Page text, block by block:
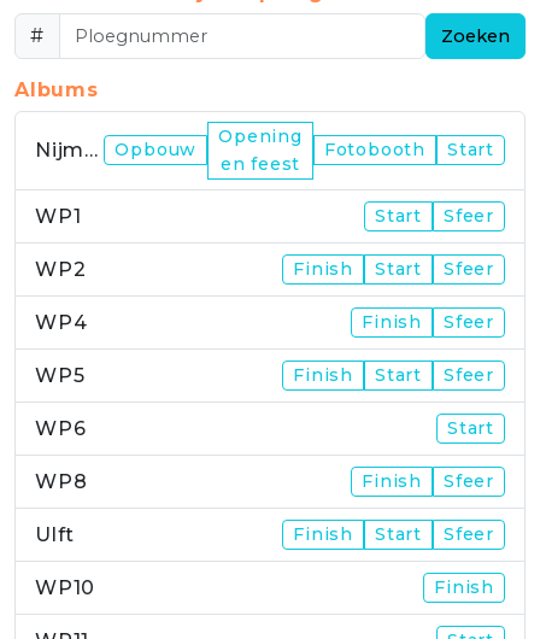
#
Zoeken
Albums
Nijmegen Opbouw
Opening
en feest
Fotobooth Start
WP1 Start Sfeer
WP2 Finish Start Sfeer
WP4 Finish Sfeer
WP5 Finish Start Sfeer
WP6 Start
WP8 Finish Sfeer
Ulft Finish Start Sfeer
WP10 Finish